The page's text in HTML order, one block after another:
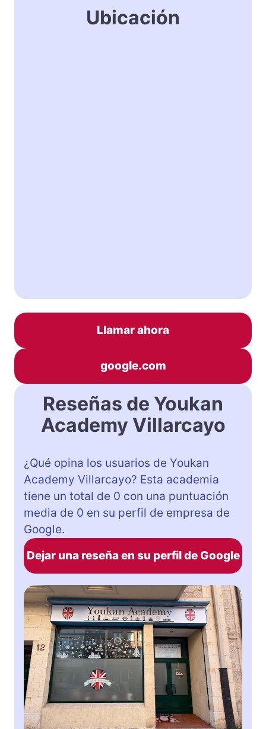
Ubicación
Llamar ahora
google.com
Reseñas de Youkan
Academy Villarcayo
¿Qué opina los usuarios de Youkan
Academy Villarcayo? Esta academia
tiene un total de 0 con una puntuación
media de 0 en su perfil de empresa de
Google.
Dejar una reseña en su perfil de Google